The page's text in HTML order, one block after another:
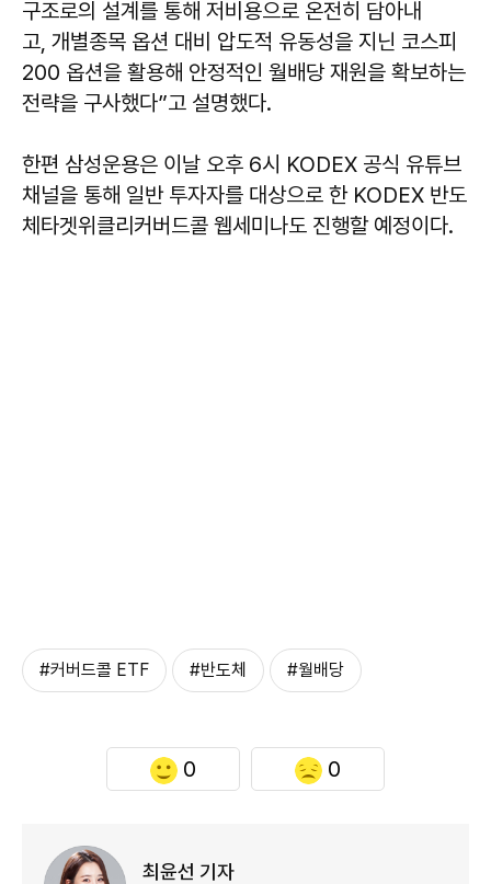
구조로의 설계를 통해 저비용으로 온전히 담아내
고, 개별종목 옵션 대비 압도적 유동성을 지닌 코스피
200 옵션을 활용해 안정적인 월배당 재원을 확보하는
전략을 구사했다”고 설명했다.
한편 삼성운용은 이날 오후 6시 KODEX 공식 유튜브
채널을 통해 일반 투자자를 대상으로 한 KODEX 반도
체타겟위클리커버드콜 웹세미나도 진행할 예정이다.
#커버드콜 ETF #반도체 #월배당
0 0
최윤선 기자